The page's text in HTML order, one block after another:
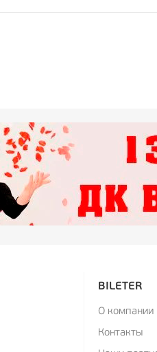
BILETER
О компании
Контакты